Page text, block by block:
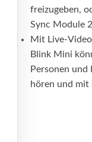
freizugeben,
Sync Module
Mit Live-
Blink Mini
Personen und
hören und mit